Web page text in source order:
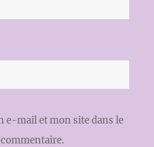
e-mail et mon site dans le